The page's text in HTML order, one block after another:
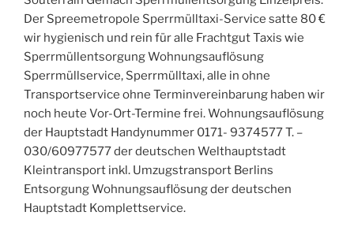
Der Spreemetropole Sperrmülltaxi-Service satte 80 €
wir hygienisch und rein für alle Frachtgut Taxis wie
Sperrmüllentsorgung Wohnungsauflösung
Sperrmüllservice, Sperrmülltaxi, alle in ohne
Transportservice ohne Terminvereinbarung haben wir
noch heute Vor-Ort-Termine frei. Wohnungsauflösung
der Hauptstadt Handynummer 0171- 9374577 T. –
030/60977577 der deutschen Welthauptstadt
Kleintransport inkl. Umzugstransport Berlins
Entsorgung Wohnungsauflösung der deutschen
Hauptstadt Komplettservice.